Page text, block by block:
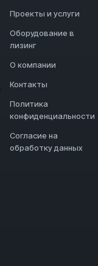
Проекты и услуги
Оборудование в
лизинг
О компании
Контакты
Политика
конфиденциальности
Согласие на
обработку данных